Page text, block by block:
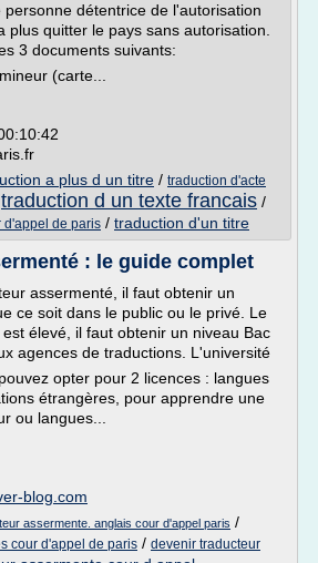
détentrice de l'autorisation
plus quitter le pays sans autorisation.
3 documents suivants:
(carte...
a plus d un titre / traduction d'acte
traduction d un texte francais /
d'appel de paris / traduction d'un titre
: le guide complet
assermenté, il faut obtenir un
ce soit dans le public ou le privé. Le
élevé, il faut obtenir un niveau Bac
agences de traductions. L'université
opter pour 2 licences : langues
étrangères, pour apprendre une
ou langues...
blog.com
assermente. anglais cour d'appel paris /
cour d'appel de paris / devenir traducteur